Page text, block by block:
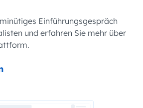
Einführungsgespräch
und erfahren Sie mehr über